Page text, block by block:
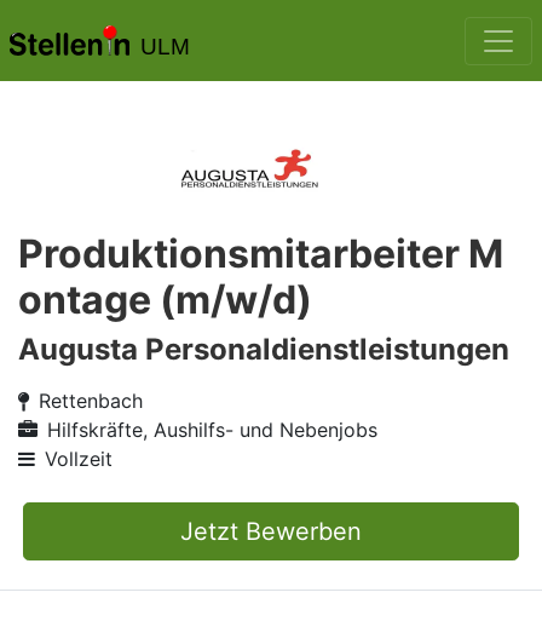
ULM
Produktionsmitarbeiter M
ontage (m/w/d)
Augusta Personaldienstleistungen
Rettenbach
Hilfskräfte, Aushilfs- und Nebenjobs
Vollzeit
Jetzt Bewerben